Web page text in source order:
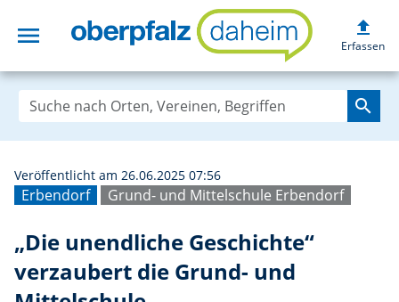
menu „Die
upload
Erfassen
search
Erbendorf Grund- und Mittelschule Erbendorf
Veröffentlicht am 26.06.2025 07:56
„Die unendliche Geschichte“
verzaubert die Grund- und